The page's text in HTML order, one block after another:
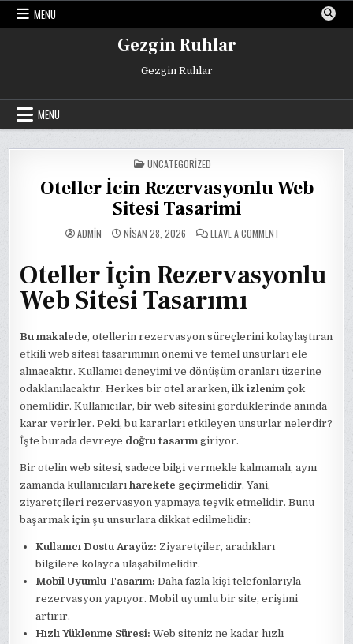
Skip
MENU
Gezgin Ruhlar
Gezgin Ruhlar
MENU
POSTED
IN
UNCATEGORIZED
Oteller İcin Rezervasyonlu Web
Sitesi Tasarimi
ADMIN NISAN 28, 2026 LEAVE A COMMENT
WEB
SITESI
Oteller İçin Rezervasyonlu
Web Sitesi Tasarımı
Bu makalede, otellerin rezervasyon süreçlerini kolaylaştıran
etkili web sitesi tasarımının önemi ve temel unsurları ele
alınacaktır. Kullanıcı deneyimi ve dönüşüm oranları üzerine
odaklanılacaktır. Herkes bir otel ararken,ilk izlenimçok
önemlidir. Kullanıcılar, bir web sitesini gördüklerinde anında
karar verirler. Peki, bu kararları etkileyen unsurlar nelerdir?
İşte burada devreye doğru tasarımgiriyor.
Bir otelin web sitesi, sadece bilgi vermekle kalmamalı, aynı
zamanda kullanıcılarıharekete geçirmelidir. Yani,
ziyaretçileri rezervasyon yapmaya teşvik etmelidir. Bunu
başarmak için şu unsurlara dikkat edilmelidir:
Kullanıcı Dostu Arayüz: Ziyaretçiler, aradıkları
bilgilere kolayca ulaşabilmelidir.
Mobil Uyumlu Tasarım: Daha fazla kişi telefonlarıyla
rezervasyon yapıyor. Mobil uyumlu bir site, erişimi
artırır.
Hızlı Yüklenme Süresi: Web siteniz ne kadar hızlı